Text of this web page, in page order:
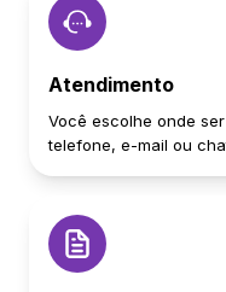
Atendimento
Você escolhe onde
telefone, e-mail ou